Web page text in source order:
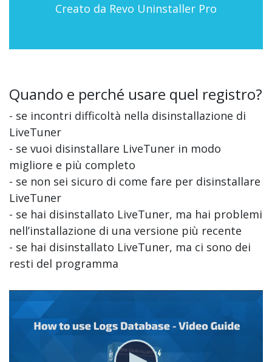
Creato da Revo Uninstaller Pro
Quando e perché usare quel registro?
- se incontri difficoltà nella disinstallazione di
LiveTuner
- se vuoi disinstallare LiveTuner in modo
migliore e più completo
- se non sei sicuro di come fare per disinstallare
LiveTuner
- se hai disinstallato LiveTuner, ma hai problemi
nell’installazione di una versione più recente
- se hai disinstallato LiveTuner, ma ci sono dei
resti del programma